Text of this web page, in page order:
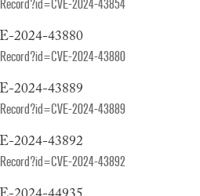
2024-43854
2024-43880
2024-43880
2024-43889
2024-43889
2024-43892
2024-43892